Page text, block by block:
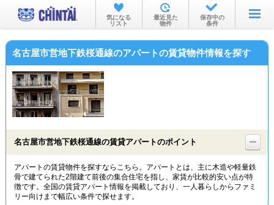
お部屋を探す
沿線・駅から
物件特集から
TOP
気になる
リスト
最近見た
物件
保存中の
条件
名古屋市営地下鉄桜通線のアパートの賃貸物件情報を探す
名古屋市営地下鉄桜通線の賃貸アパートのポイント
アパートの賃貸物件を探すならこちら。アパートとは、主に木造や軽量鉄
骨で建てられた2階建て前後の集合住宅を指し、家賃が比較的安い点が特
徴です。全国の賃貸アパート情報を掲載しており、一人暮らしからファミ
リー向けまで幅広い条件で探せます。